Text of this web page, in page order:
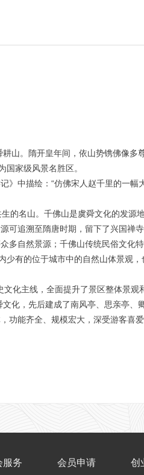
山。隋开皇年间，依山势镌佛像多
家级风景名胜区。
中描绘：“仿佛宋人赵千里的一幅
的名山。千佛山是虞舜文化的发源
可追溯至隋唐时期，留下了兴国禅
自然景源；千佛山传统民俗文化
少有的位于城市中的自然山体景观
化主线，全面提升了景区整体景观
化，先后建成了南风亭、思亲亭、
能齐全、规模宏大，深受游客喜爱
服务 会员申请 创